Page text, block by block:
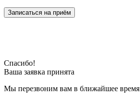
Спасибо!
Ваша заявка принята
Мы перезвоним вам в ближайшее время